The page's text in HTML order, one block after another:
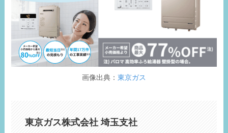
画像出典： 東京ガス
東京ガス株式会社 埼玉支社